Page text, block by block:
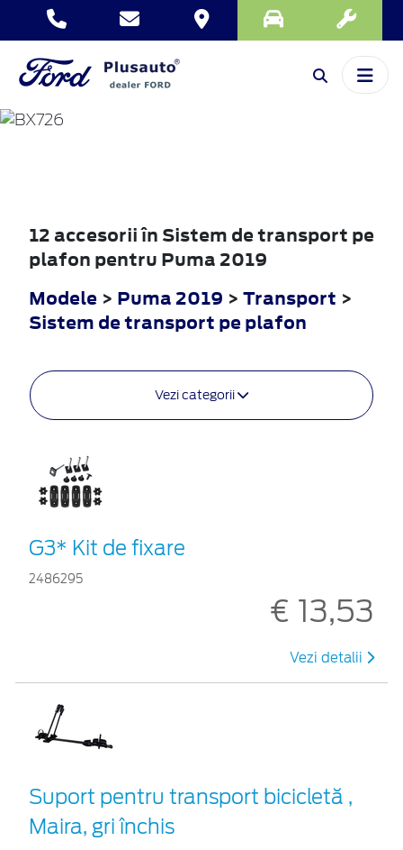
PUMA
12 accesorii în Sistem de transport pe
plafon pentru Puma 2019
Modele > Puma 2019 > Transport >
Sistem de transport pe plafon
Vezi categorii
G3* Kit de fixare
2486295
€ 13,53
Vezi detalii
Suport pentru transport bicicletă ,
Maira, gri închis